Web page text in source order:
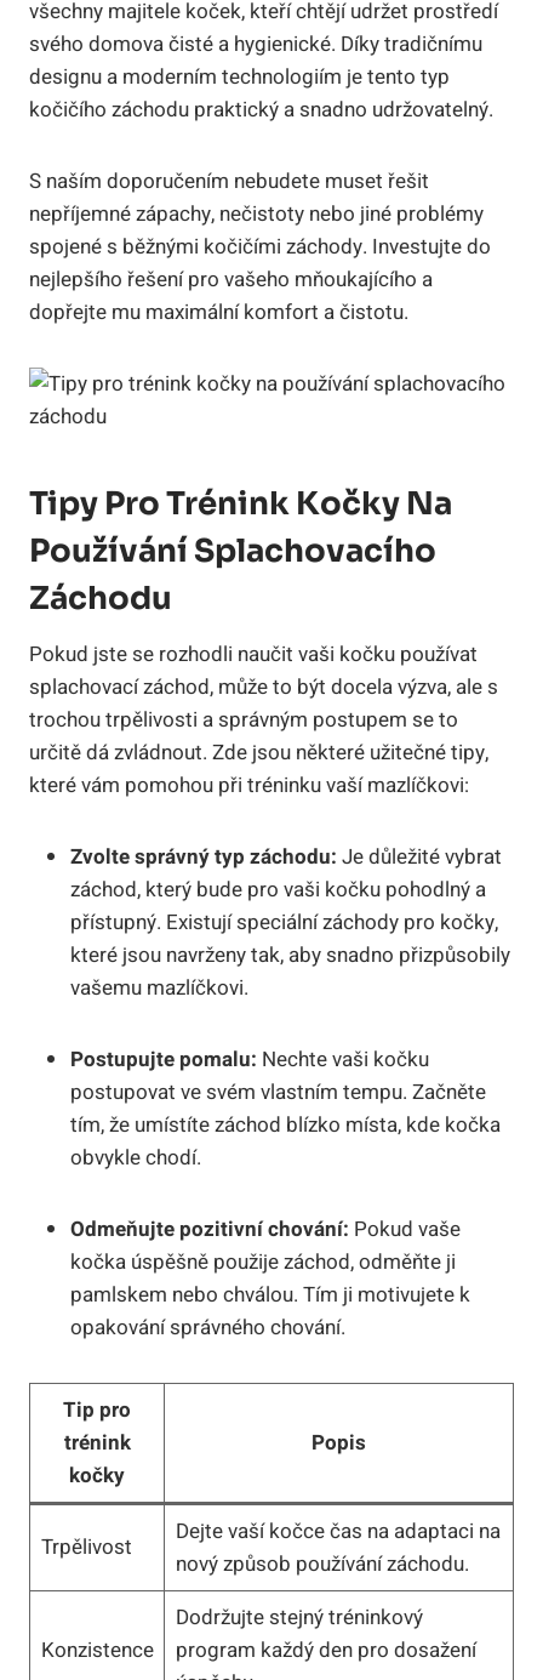
všechny majitele koček, kteří chtějí udržet prostředí
svého domova čisté a hygienické. Díky tradičnímu
designu a moderním technologiím je tento typ
kočičího záchodu praktický a snadno udržovatelný.
S naším doporučením nebudete muset řešit
nepříjemné zápachy, nečistoty nebo jiné problémy
spojené s běžnými kočičími záchody. Investujte do
nejlepšího řešení pro vašeho mňoukajícího a
dopřejte mu maximální komfort a čistotu.
Tipy Pro Trénink Kočky Na
Používání Splachovacího
Záchodu
Pokud jste se rozhodli naučit vaši kočku používat
splachovací záchod, může to být docela výzva, ale s
trochou trpělivosti a správným postupem se to
určitě dá zvládnout. Zde jsou některé užitečné tipy,
které vám pomohou při tréninku vaší mazlíčkovi:
Zvolte správný typ záchodu: Je důležité vybrat
záchod, který bude pro vaši kočku pohodlný a
přístupný. Existují speciální záchody pro kočky,
které jsou navrženy tak, aby snadno přizpůsobily
vašemu mazlíčkovi.
Postupujte pomalu: Nechte vaši kočku
postupovat ve svém vlastním tempu. Začněte
tím, že umístíte záchod blízko místa, kde kočka
obvykle chodí.
Odmeňujte pozitivní chování: Pokud vaše
kočka úspěšně použije záchod, odměňte ji
pamlskem nebo chválou. Tím ji motivujete k
opakování správného chování.
Tip pro
trénink
kočky
Popis
Trpělivost
Dejte vaší kočce čas na adaptaci na
nový způsob používání záchodu.
Konzistence
Dodržujte stejný tréninkový
program každý den pro dosažení